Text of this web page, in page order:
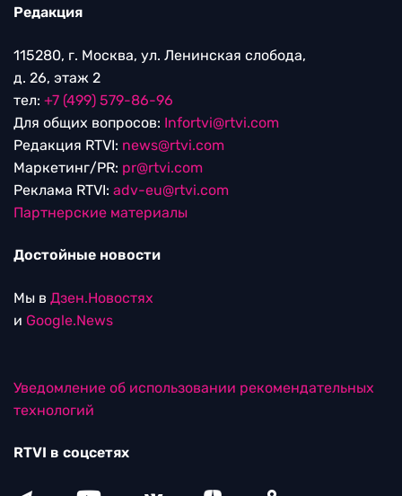
Редакция
115280, г. Москва, ул. Ленинская слобода,
д. 26, этаж 2
тел: +7 (499) 579-86-96
Для общих вопросов: Infortvi@rtvi.com
Редакция RTVI: news@rtvi.com
Маркетинг/PR: pr@rtvi.com
Реклама RTVI: adv-eu@rtvi.com
Партнерские материалы
Достойные новости
Мы в Дзен.Новостях
и Google.News
Уведомление об использовании рекомендательных
технологий
RTVI в соцсетях